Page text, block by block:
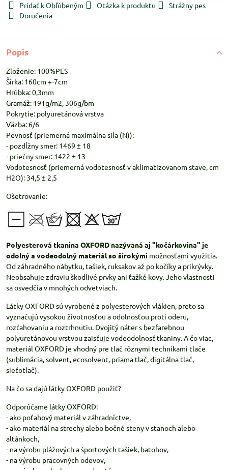
Pridať k Obľúbeným Otázka k produktu
Strážny pes
Doručenia
Popis
Zloženie: 100%PES
Šírka: 160cm +-7cm
Hrúbka: 0,3mm
Gramáž: 191g/m2, 306g/bm
Pokrytie: polyuretánová vrstva
Väzba: 6/6
Pevnosť (priemerná maximálna sila (N)):
- pozdĺžny smer: 1469 ± 18
- priečny smer: 1422 ± 13
Vodotesnosť (priemerná vodotesnosť v aklimatizovanom stave, cm
H2O): 34,5 ± 2,5
Ošetrovanie:
Polyesterová tkanina OXFORD nazývaná aj "kočárkovina" je
odolný a vodeodolný materiál so širokými možnosťami využitia.
Od záhradného nábytku, tašiek, ruksakov až po kočíky a prikrývky.
Neobsahuje zdraviu škodlivé prvky ani ťažké kovy. Jeho vlastnosti
sa osvedčia v mnohých odvetviach.
Látky OXFORD sú vyrobené z polyesterových vlákien, preto sa
vyznačujú vysokou životnosťou a odolnosťou proti oderu,
rozťahovaniu a roztrhnutiu. Dvojitý náter s bezfarebnou
polyuretánovou vrstvou zaisťuje vodeodolnosť tkaniny. A čo viac,
materiál OXFORD je vhodný pre tlač rôznymi technikami tlače
(sublimácia, solvent, ecosolvent, priama tlač, digitálna tlač,
sieťotlač).
Na čo sa dajú látky OXFORD použiť?
Odporúčame látky OXFORD:
- ako poťahový materiál v záhradníctve,
- ako materiál na strechy alebo bočné steny v stanoch alebo
altánkoch,
- na výrobu plážových a športových tašiek, batohov,
- na výrobu pracovných odevov,